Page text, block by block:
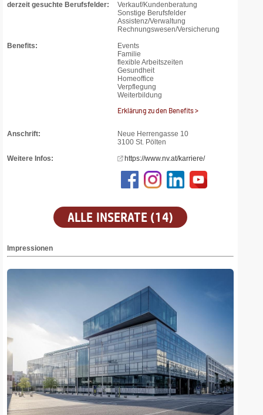
derzeit gesuchte Berufsfelder:
Verkauf/Kundenberatung
Sonstige Berufsfelder
Assistenz/Verwaltung
Rechnungswesen/Versicherung
Benefits:
Events
Familie
flexible Arbeitszeiten
Gesundheit
Homeoffice
Verpflegung
Weiterbildung
Erklärung zu den Benefits >
Anschrift:
Neue Herrengasse 10
3100 St. Pölten
Weitere Infos:
https://www.nv.at/karriere/
ALLE INSERATE (14)
Impressionen